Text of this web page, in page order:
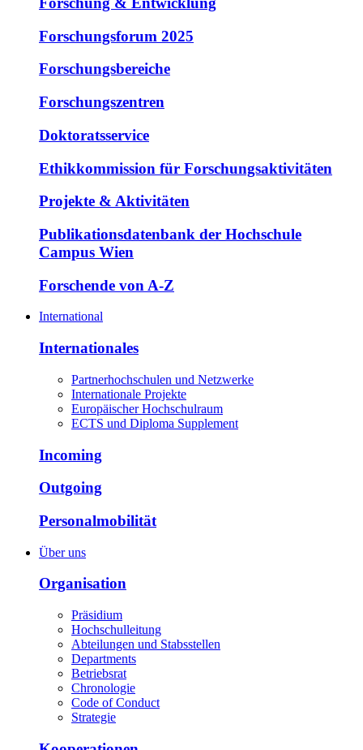
Forschungsforum 2025
Forschungsbereiche
Forschungszentren
Doktoratsservice
Ethikkommission für Forschungsaktivitäten
Projekte & Aktivitäten
Publikationsdatenbank der Hochschule
Campus Wien
Forschende von A-Z
International
Internationales
Partnerhochschulen und Netzwerke
Internationale Projekte
Europäischer Hochschulraum
ECTS und Diploma Supplement
Incoming
Outgoing
Personalmobilität
Über uns
Organisation
Präsidium
Hochschulleitung
Abteilungen und Stabsstellen
Departments
Betriebsrat
Chronologie
Code of Conduct
Strategie